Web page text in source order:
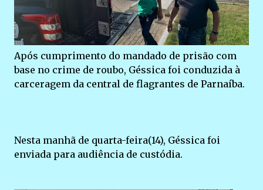
Após cumprimento do mandado de prisão com
base no crime de roubo, Géssica foi conduzida à
carceragem da central de flagrantes de Parnaíba.
Nesta manhã de quarta-feira(14), Géssica foi
enviada para audiência de custódia.